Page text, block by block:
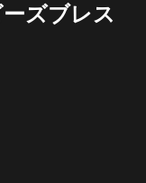
ズブレス